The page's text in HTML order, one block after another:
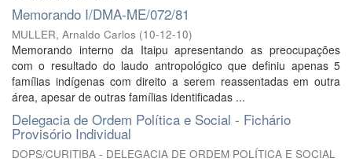
Memorando I/DMA-ME/072/81
MULLER, Arnaldo Carlos (10-12-10)
Memorando interno da Itaipu apresentando as preocupações
com o resultado do laudo antropológico que definiu apenas 5
famílias indígenas com direito a serem reassentadas em outra
área, apesar de outras famílias identificadas ...
Delegacia de Ordem Política e Social - Fichário
Provisório Individual
DOPS/CURITIBA - DELEGACIA DE ORDEM POLÍTICA E SOCIAL